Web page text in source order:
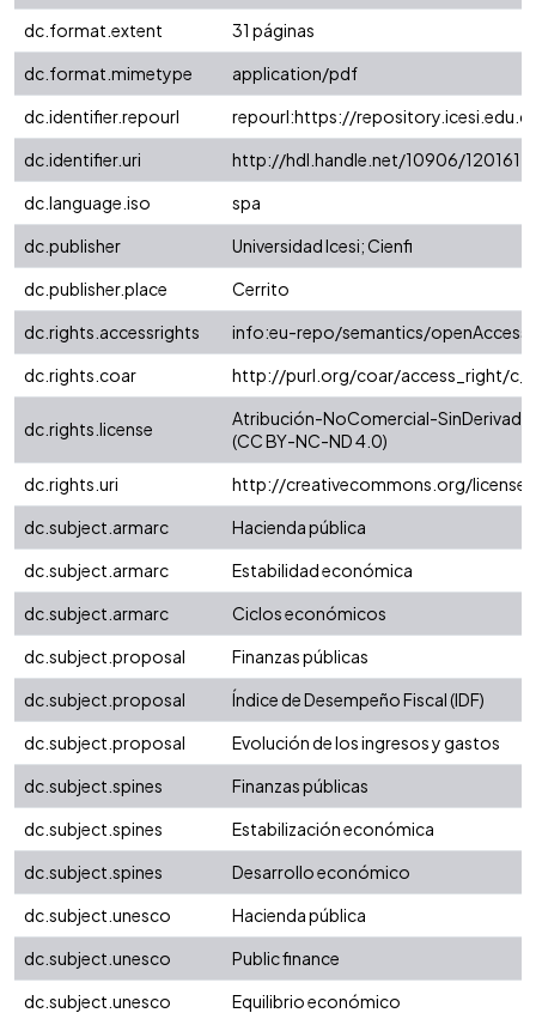
dc.format.extent
31 páginas
dc.format.mimetype
application/pdf
dc.identifier.repourl
repourl:https://
dc.identifier.uri
http://hdl.handle.net/10906/120161
dc.language.iso
spa
dc.publisher
Universidad Icesi; Cienfi
dc.publisher.place
Cerrito
dc.rights.accessrights
info:eu-repo/semantics/openAccess
dc.rights.coar
http://purl.org/coar/access_right/
dc.rights.license
Atribución-NoComercial-
(CC BY-NC-ND 4.0)
dc.rights.uri
http://creativecommons.org/
dc.subject.armarc
Hacienda pública
dc.subject.armarc
Estabilidad económica
dc.subject.armarc
Ciclos económicos
dc.subject.proposal
Finanzas públicas
dc.subject.proposal
Índice de Desempeño Fiscal (IDF)
dc.subject.proposal
Evolución de los ingresos y gastos
dc.subject.spines
Finanzas públicas
dc.subject.spines
Estabilización económica
dc.subject.spines
Desarrollo económico
dc.subject.unesco
Hacienda pública
dc.subject.unesco
Public finance
dc.subject.unesco
Equilibrio económico